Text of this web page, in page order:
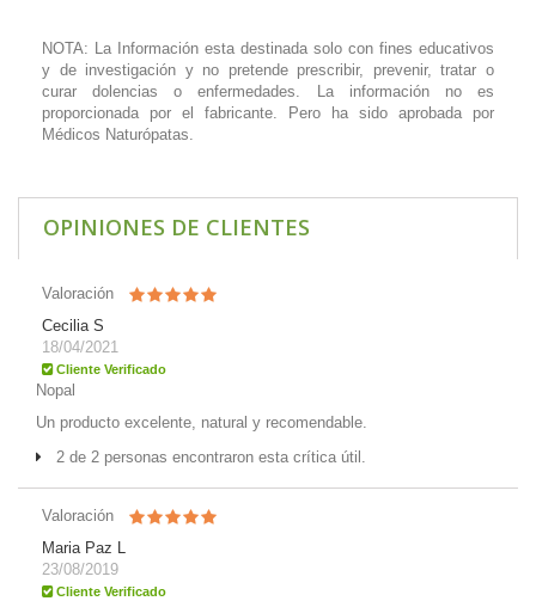
NOTA: La Información esta destinada solo con fines educativos
y de investigación y no pretende prescribir, prevenir, tratar o
curar dolencias o enfermedades. La información no es
proporcionada por el fabricante. Pero ha sido aprobada por
Médicos Naturópatas.
OPINIONES DE CLIENTES
Valoración
Cecilia S
18/04/2021
Cliente Verificado
Nopal
Un producto excelente, natural y recomendable.
2 de 2 personas encontraron esta crítica útil.
Valoración
Maria Paz L
23/08/2019
Cliente Verificado